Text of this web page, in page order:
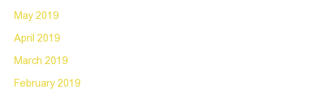
May 2019
April 2019
March 2019
February 2019